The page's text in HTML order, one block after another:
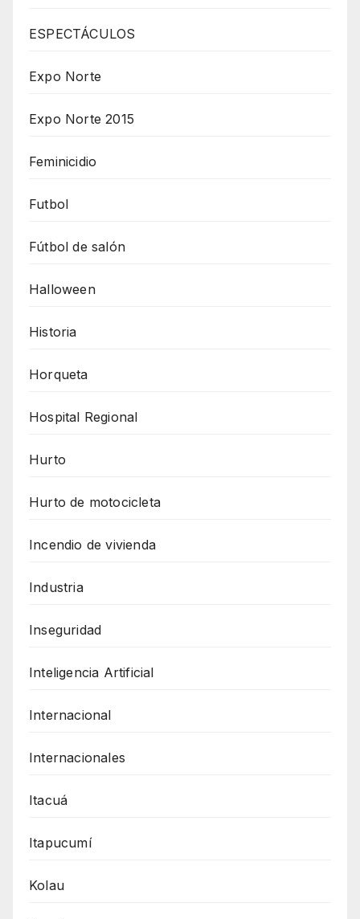
ESPECTÁCULOS
Expo Norte
Expo Norte 2015
Feminicidio
Futbol
Fútbol de salón
Halloween
Historia
Horqueta
Hospital Regional
Hurto
Hurto de motocicleta
Incendio de vivienda
Industria
Inseguridad
Inteligencia Artificial
Internacional
Internacionales
Itacuá
Itapucumí
Kolau